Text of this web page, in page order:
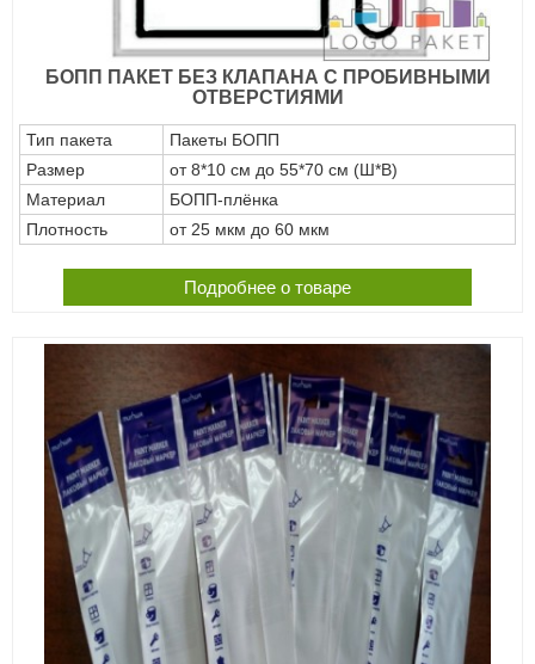
БОПП ПАКЕТ БЕЗ КЛАПАНА С ПРОБИВНЫМИ
ОТВЕРСТИЯМИ
Тип пакета
Пакеты БОПП
Размер
от 8*10 см до 55*70 см (Ш*В)
Материал
БОПП-плёнка
Плотность
от 25 мкм до 60 мкм
Подробнее о товаре